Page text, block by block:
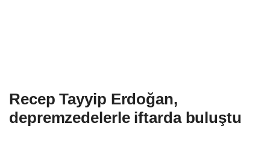
Recep Tayyip Erdoğan,
depremzedelerle iftarda buluştu